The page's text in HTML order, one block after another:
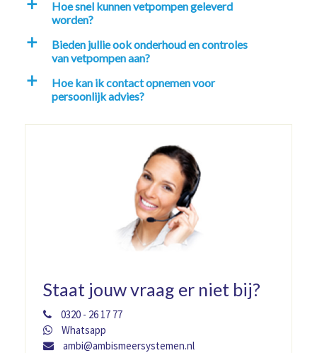
a
Hoe snel kunnen vetpompen geleverd
worden?
a
Bieden jullie ook onderhoud en controles
van vetpompen aan?
a
Hoe kan ik contact opnemen voor
persoonlijk advies?
Staat jouw vraag er niet bij?
0320 - 26 17 77
Whatsapp
ambi@ambismeersystemen.nl